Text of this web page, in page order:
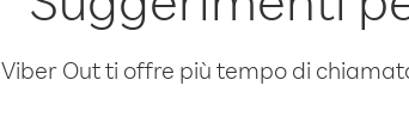
Viber Out ti offre più tempo di